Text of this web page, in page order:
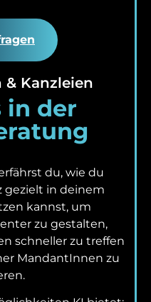
Kanzleien
in der
du, wie du
gezielt in deinem
kannst, um
zu gestalten,
schneller zu treffen
MandantInnen zu